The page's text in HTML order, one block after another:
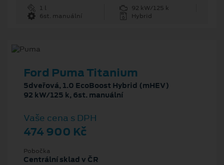
1 l
92 kW/125 k
6st. manuální
Hybrid
Ford Puma Titanium
5dveřová, 1.0 EcoBoost Hybrid (mHEV)
92 kW/125 k, 6st. manuální
Vaše cena s DPH
474 900 Kč
Pobočka
Centrální sklad v ČR